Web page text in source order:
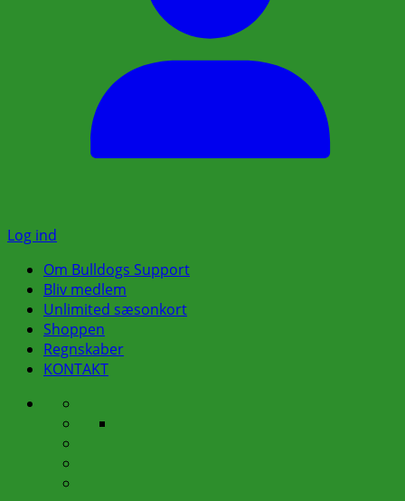
Log ind
Om Bulldogs Support
Bliv medlem
Unlimited sæsonkort
Shoppen
Regnskaber
KONTAKT
Om
Bulldogs
Support
Busture